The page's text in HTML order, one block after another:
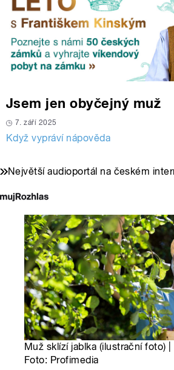
Jsem jen obyčejný muž
7. září 2025
Když vypráví nápověda
Největší audioportál na českém
Muž sklízí jablka (ilustrační foto) |
Foto: Profimedia